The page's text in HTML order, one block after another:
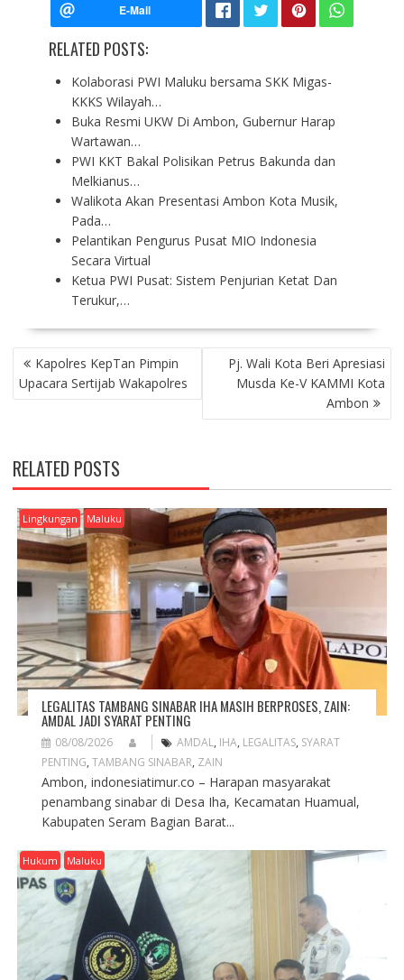
RELATED POSTS:
Kolaborasi PWI Maluku bersama SKK Migas-
KKKS Wilayah…
Buka Resmi UKW Di Ambon, Gubernur Harap
Wartawan…
PWI KKT Bakal Polisikan Petrus Bakunda dan
Melkianus…
Walikota Akan Presentasi Ambon Kota Musik,
Pada…
Pelantikan Pengurus Pusat MIO Indonesia
Secara Virtual
Ketua PWI Pusat: Sistem Penjurian Ketat Dan
Terukur,…
P
O
S
A
V
I
G
A
T
O
N
Kapolres KepTan Pimpin
Upacara Sertijab Wakapolres
Pj. Wali Kota Beri Apresiasi
Musda Ke-V KAMMI Kota
Ambon
RELATED POSTS
Lingkungan Maluku
LEGALITAS TAMBANG SINABAR IHA MASIH BERPROSES, ZAIN:
AMDAL JADI SYARAT PENTING
08/08/2026 AMDAL, IHA, LEGALITAS, SYARAT
PENTING, TAMBANG SINABAR, ZAIN
Ambon, indonesiatimur.co – Harapan masyarakat
penambang sinabar di Desa Iha, Kecamatan Huamual,
Kabupaten Seram Bagian Barat...
Hukum Maluku